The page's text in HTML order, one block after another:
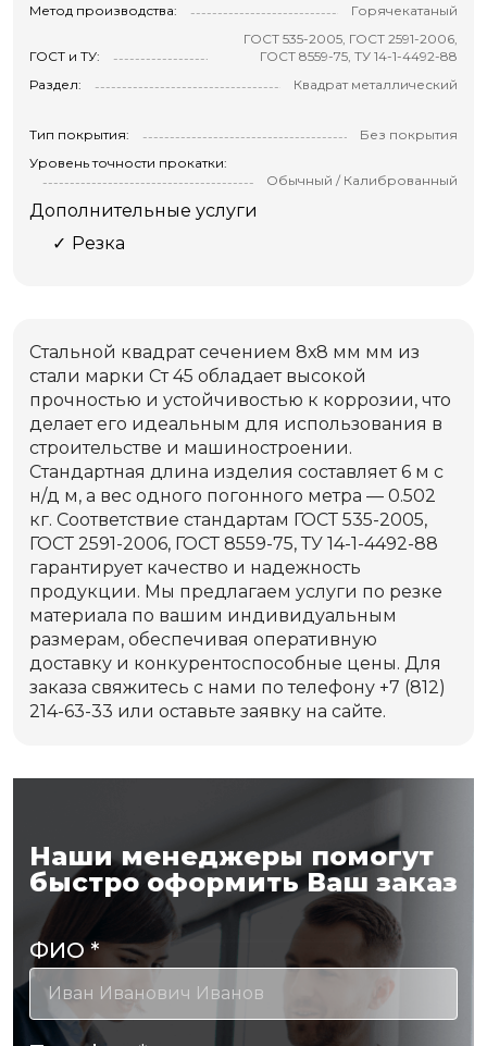
Метод производства:
Горячекатаный
ГОСТ и ТУ:
ГОСТ 535-2005, ГОСТ 2591-2006,
ГОСТ 8559-75, ТУ 14-1-4492-88
Раздел:
Квадрат металлический
Тип покрытия:
Без покрытия
Уровень точности прокатки:
Обычный / Калиброванный
Дополнительные услуги
Резка
Стальной квадрат сечением 8х8 мм мм из
стали марки Ст 45 обладает высокой
прочностью и устойчивостью к коррозии, что
делает его идеальным для использования в
строительстве и машиностроении.
Стандартная длина изделия составляет 6 м с
н/д м, а вес одного погонного метра — 0.502
кг. Соответствие стандартам ГОСТ 535-2005,
ГОСТ 2591-2006, ГОСТ 8559-75, ТУ 14-1-4492-88
гарантирует качество и надежность
продукции. Мы предлагаем услуги по резке
материала по вашим индивидуальным
размерам, обеспечивая оперативную
доставку и конкурентоспособные цены. Для
заказа свяжитесь с нами по телефону +7 (812)
214-63-33 или оставьте заявку на сайте.
Наши менеджеры помогут
быстро оформить Ваш заказ
ФИО*